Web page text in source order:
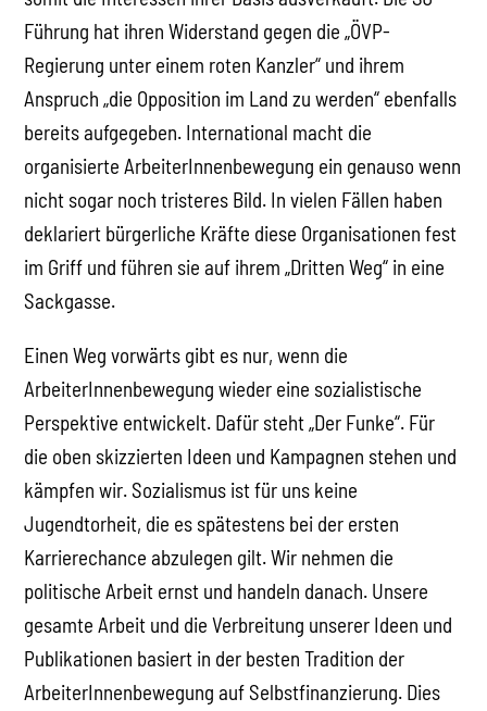
Führung hat ihren Widerstand gegen die „ÖVP-
Regierung unter einem roten Kanzler“ und ihrem
Anspruch „die Opposition im Land zu werden“ ebenfalls
bereits aufgegeben. International macht die
organisierte ArbeiterInnenbewegung ein genauso wenn
nicht sogar noch tristeres Bild. In vielen Fällen haben
deklariert bürgerliche Kräfte diese Organisationen fest
im Griff und führen sie auf ihrem „Dritten Weg“ in eine
Sackgasse.
Einen Weg vorwärts gibt es nur, wenn die
ArbeiterInnenbewegung wieder eine sozialistische
Perspektive entwickelt. Dafür steht „Der Funke“. Für
die oben skizzierten Ideen und Kampagnen stehen und
kämpfen wir. Sozialismus ist für uns keine
Jugendtorheit, die es spätestens bei der ersten
Karrierechance abzulegen gilt. Wir nehmen die
politische Arbeit ernst und handeln danach. Unsere
gesamte Arbeit und die Verbreitung unserer Ideen und
Publikationen basiert in der besten Tradition der
ArbeiterInnenbewegung auf Selbstfinanzierung. Dies